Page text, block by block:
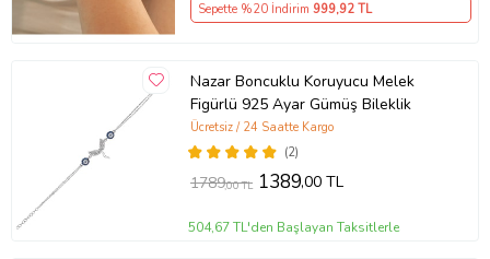
Sepette %20 İndirim 999,92 TL
Nazar Boncuklu Koruyucu Melek
Figürlü 925 Ayar Gümüş Bileklik
(2)
Ücretsiz / 24 Saatte Kargo
1789,00 TL 1389,00 TL
504,67 TL'den Başlayan Taksitlerle